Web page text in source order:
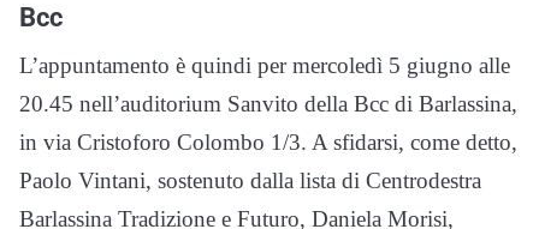
Bcc
L’appuntamento è quindi per mercoledì 5 giugno alle
20.45 nell’auditorium Sanvito della Bcc di Barlassina,
in via Cristoforo Colombo 1/3. A sfidarsi, come detto,
Paolo Vintani, sostenuto dalla lista di Centrodestra
Barlassina Tradizione e Futuro, Daniela Morisi,